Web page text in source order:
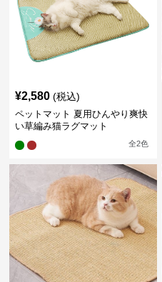
¥2,580 (税込)
ペットマット 夏用ひんやり爽快
い草編み猫ラグマット
全2色